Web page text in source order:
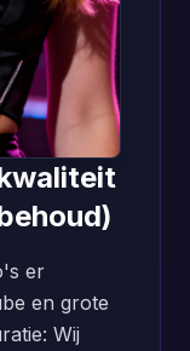
er
en grote
Wij